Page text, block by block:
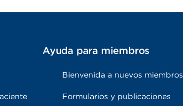
Ayuda para miembros
Bienvenida a nuevos miembros
Formularios y publicaciones